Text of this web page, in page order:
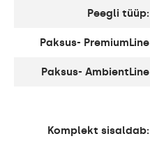
Peegli tüüp:
Paksus- PremiumLine
Paksus- AmbientLine
Komplekt sisaldab: